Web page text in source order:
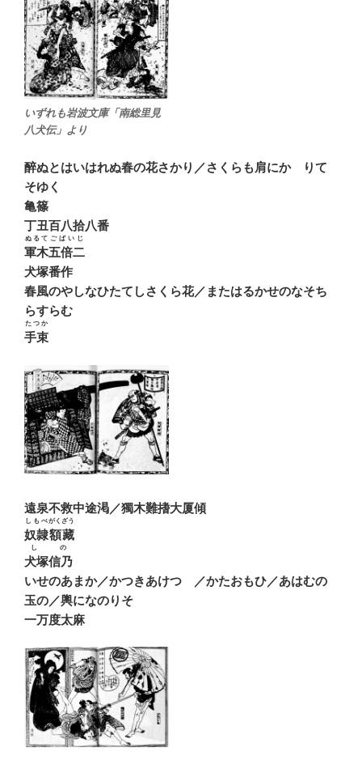
いずれも岩波文庫「南総里見
八犬伝」より
醉ぬとはいはれぬ春の花さかり／さくらも肩にかゝりて
そゆく
亀篠
丁丑百八拾八番
軍木
ぬるて
五倍二
ごばいじ
犬塚番作
春風のやしなひたてしさくら花／またはるかせのなそち
らすらむ
手束
たつか
遠泉不救中途渇／獨木難搘大厦傾
奴隷
しもべ
額藏
がくざう
犬塚信乃
しの
いせのあまか／かつきあけつゝ／かたおもひ／あはむの
玉の／輿になのりそ
一万度太麻